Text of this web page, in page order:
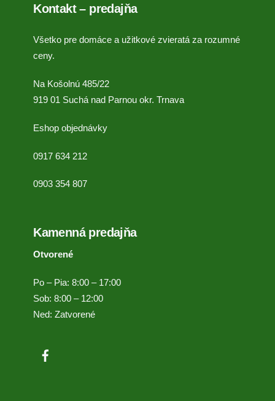
Kontakt – predajňa
Všetko pre domáce a užitkové zvieratá za rozumné
ceny.
Na Košolnú 485/22
919 01 Suchá nad Parnou okr. Trnava
Eshop objednávky
0917 634 212
0903 354 807
Kamenná predajňa
Otvorené
Po – Pia: 8:00 – 17:00
Sob: 8:00 – 12:00
Ned: Zatvorené